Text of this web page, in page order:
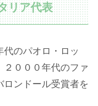
リア代表
代のパオロ・ロッ
２０００年代のファ
ロンドール受賞者を